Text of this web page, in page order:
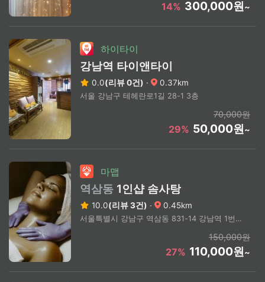
14% 300,000원~
하이타이
강남역 타이앤타이
0.0(리뷰 0건) · 0.37km
서울 강남구 테헤란로1길 28-1 3층
70,000원
29% 50,000원~
마맵
역삼동 1인샵 솜사탕
10.0(리뷰 3건) · 0.45km
서울특별시 강남구 역삼동 831-14 강남역 1번출구 도보 1분
150,000원
27% 110,000원~